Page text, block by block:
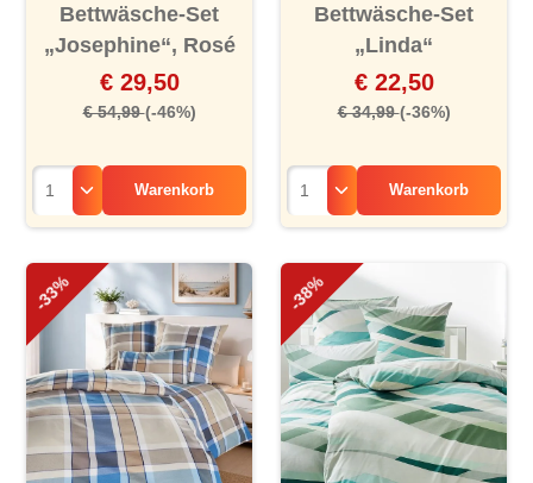
Bettwäsche-Set
„Josephine“, Rosé
€ 29,50
€ 54,99(-46%)
Warenkorb
Bettwäsche-Set
„Linda“
€ 22,50
€ 34,99(-36%)
Warenkorb
-33% -38%